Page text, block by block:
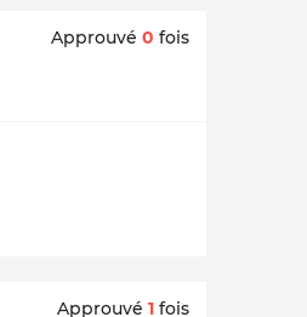
Approuvé 0 fois
Approuvé 1 fois